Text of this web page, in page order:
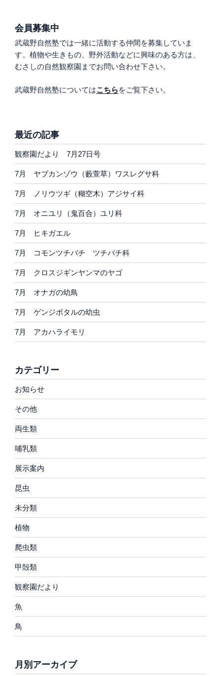
会員募集中
武蔵野自然塾では一緒に活動する仲間を募集していま
す。植物や生きもの、野外活動などに興味のある方は、
むさしの自然観察園までお問い合わせ下さい。
武蔵野自然塾についてはこちらをご覧下さい。
最近の記事
観察園だより 7月27日号
7月 ヤブカンゾウ（藪萱草）ワスレグサ科
7月 ノリウツギ（糊空木）アジサイ科
7月 オニユリ（鬼百合）ユリ科
7月 ヒキガエル
7月 コモンツチバチ ツチバチ科
7月 クロスジギンヤンマのヤゴ
7月 オナガの幼鳥
7月 ゲンジボタルの幼虫
7月 アカハライモリ
カテゴリー
お知らせ
その他
両生類
哺乳類
展示案内
昆虫
未分類
植物
爬虫類
甲殻類
観察園だより
魚
鳥
月別アーカイブ